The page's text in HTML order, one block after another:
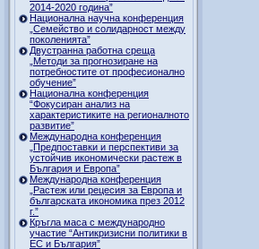
2014-2020 година”
Национална научна конференция
„Семейство и солидарност между
поколенията”
Двустранна работна среща
„Методи за прогнозиране на
потребностите от професионално
обучение”
Национална конференция
“Фокусиран анализ на
характеристиките на регионалното
развитие”
Международна конференция
„Предпоставки и перспективи за
устойчив икономически растеж в
България и Европа”
Международна конференция
„Растеж или рецесия за Европа и
българската икономика през 2012
г.”
Кръгла маса с международно
участие “Антикризисни политики в
ЕС и България”